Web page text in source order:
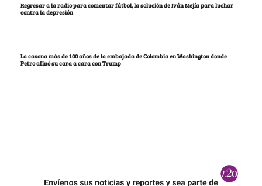
Regresar a la radio para comentar fútbol, la solución de Iván Mejía para luchar
contra la depresión
La casona más de 100 años de la embajada de Colombia en Washington donde
Petro afinó su cara a cara con Trump